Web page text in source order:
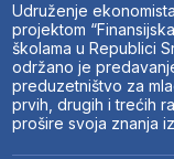
Udruženje
projektom
školama u Republici
održano je
preduzetništvo za
prvih, drugih i trećih
prošire svoja znanja